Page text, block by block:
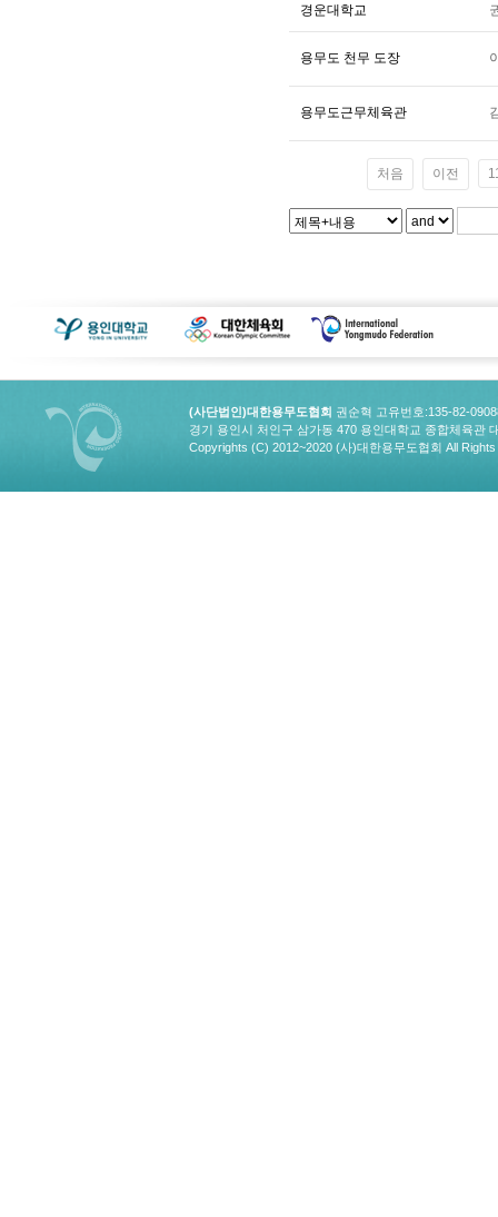
경운대학교
용무도 천무 도장
용무도근무체육관
처음 이전
(사단법인)대한용무도협회 권순혁 고유번호:135-82-
경기 용인시 처인구 삼가동 470 용인대학교 종합체육관
Copyrights (C) 2012~2020 (사)대한용무도협회 All